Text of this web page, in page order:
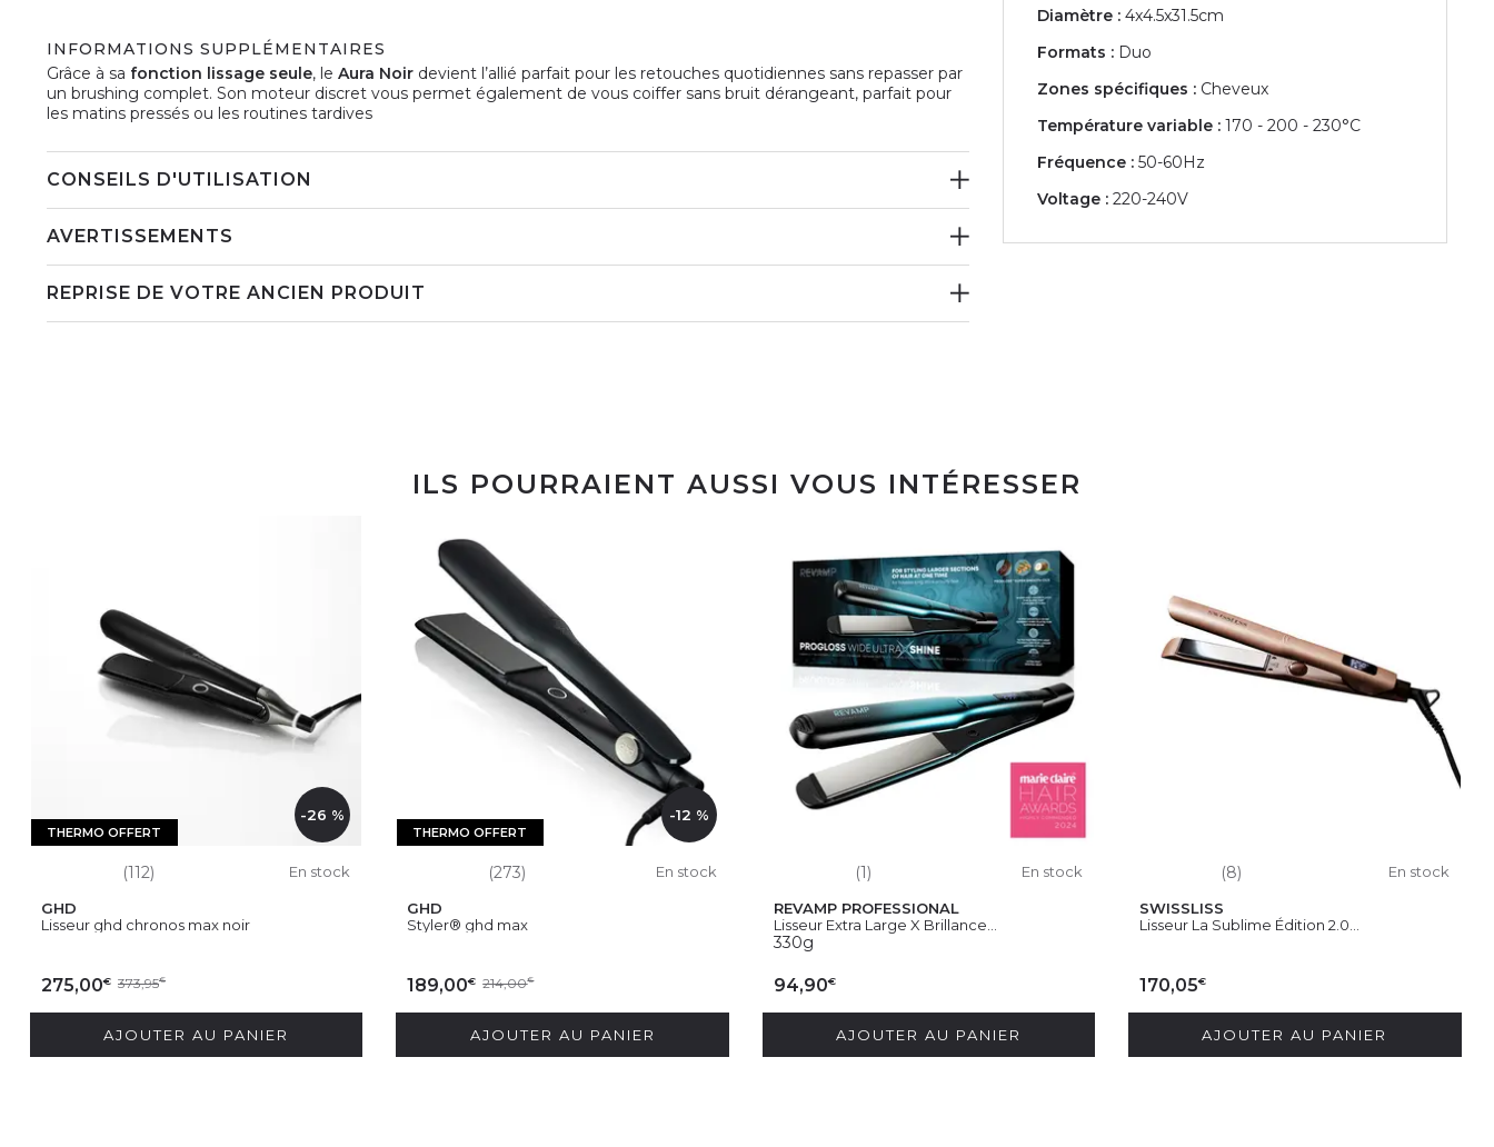
INFORMATIONS SUPPLÉMENTAIRES
Grâce à sa fonction lissage seule, le Aura Noir devient l’allié parfait pour les retouches quotidiennes sans repasser par
un brushing complet. Son moteur discret vous permet également de vous coiffer sans bruit dérangeant, parfait pour
les matins pressés ou les routines tardives
CONSEILS D'UTILISATION
AVERTISSEMENTS
REPRISE DE VOTRE ANCIEN PRODUIT
Diamètre : 4x4.5x31.5cm
Formats : Duo
Zones spécifiques : Cheveux
Température variable : 170 - 200 - 230°C
Fréquence : 50-60Hz
Voltage : 220-240V
ILS POURRAIENT AUSSI VOUS INTÉRESSER
THERMO OFFERT
-26 %
(112) En stock
GHD
Lisseur ghd chronos max noir
275,00€ 373,95€
AJOUTER AU PANIER
THERMO OFFERT
-12 %
(273) En stock
GHD
Styler® ghd max
189,00€ 214,00€
AJOUTER AU PANIER
(1) En stock
REVAMP PROFESSIONAL
Lisseur Extra Large X Brillance...
330g
94,90€
AJOUTER AU PANIER
(8) En stock
SWISSLISS
Lisseur La Sublime Édition 2.0...
170,05€
AJOUTER AU PANIER